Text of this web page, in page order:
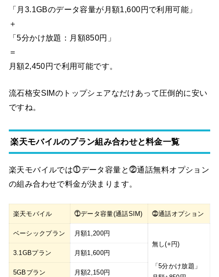
「月3.1GBのデータ容量が月額1,600円で利用可能」
＋
「5分かけ放題：月額850円」
＝
月額2,450円で利用可能です。
流石格安SIMのトップシェアなだけあって圧倒的に安い
ですね。
楽天モバイルのプラン組み合わせと料金一覧
楽天モバイルでは⓵データ容量と⓶通話無料オプション
の組み合わせで料金が決まります。
楽天モバイル ⓵データ容量(通話SIM) ⓶通話オプション
ベーシックプラン
月額1,200円
無し(+円)
「5分かけ放題」
3.1GBプラン 月額1,600円
5GBプラン 月額2,150円